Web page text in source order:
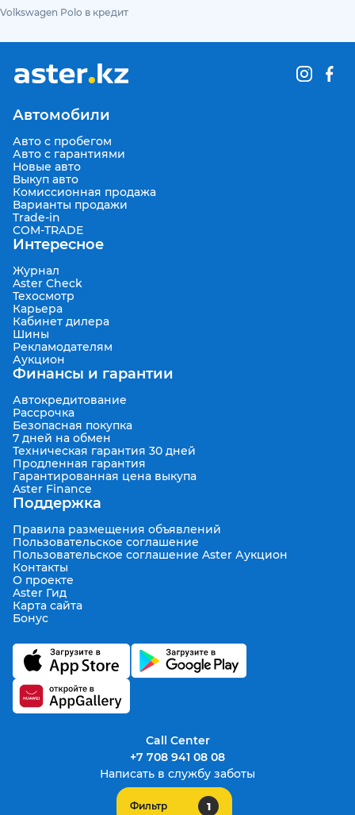
Фильтр 1
Volkswagen Polo в кредит
Автомобили
Авто с пробегом
Авто с гарантиями
Новые авто
Выкуп авто
Комиссионная продажа
Варианты продажи
Trade-in
COM-TRADE
Интересное
Журнал
Aster Check
Техосмотр
Карьера
Кабинет дилера
Шины
Рекламодателям
Аукцион
Финансы и гарантии
Автокредитование
Рассрочка
Безопасная покупка
7 дней на обмен
Техническая гарантия 30 дней
Продленная гарантия
Гарантированная цена выкупа
Aster Finance
Поддержка
Правила размещения объявлений
Пользовательское соглашение
Пользовательское соглашение Aster Аукцион
Контакты
О проекте
Aster Гид
Карта сайта
Бонус
Call Center
+7 708 941 08 08
Написать в службу заботы
support@aster.kz